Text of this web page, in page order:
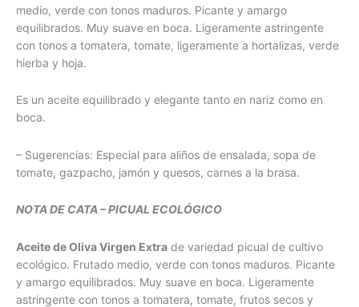
medio, verde con tonos maduros. Picante y amargo
equilibrados. Muy suave en boca. Ligeramente astringente
con tonos a tomatera, tomate, ligeramente a hortalizas, verde
hierba y hoja.
Es un aceite equilibrado y elegante tanto en nariz como en
boca.
– Sugerencias: Especial para aliños de ensalada, sopa de
tomate, gazpacho, jamón y quesos, carnes a la brasa.
NOTA DE CATA – PICUAL ECOLÓGICO
Aceite de Oliva Virgen Extra de variedad picual de cultivo
ecológico. Frutado medio, verde con tonos maduros. Picante
y amargo equilibrados. Muy suave en boca. Ligeramente
astringente con tonos a tomatera, tomate, frutos secos y